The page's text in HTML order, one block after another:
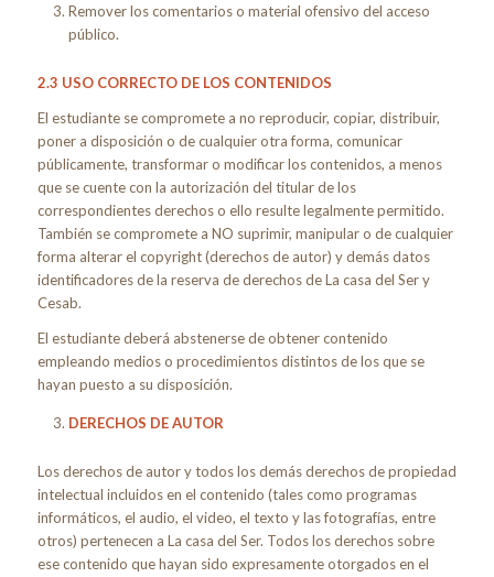
Remover los comentarios o material ofensivo del acceso
público.
2.3 USO CORRECTO DE LOS CONTENIDOS
El estudiante se compromete a no reproducir, copiar, distribuir,
poner a disposición o de cualquier otra forma, comunicar
públicamente, transformar o modificar los contenidos, a menos
que se cuente con la autorización del titular de los
correspondientes derechos o ello resulte legalmente permitido.
También se compromete a NO suprimir, manipular o de cualquier
forma alterar el copyright (derechos de autor) y demás datos
identificadores de la reserva de derechos de La casa del Ser y
Cesab.
El estudiante deberá abstenerse de obtener contenido
empleando medios o procedimientos distintos de los que se
hayan puesto a su disposición.
DERECHOS DE AUTOR
Los derechos de autor y todos los demás derechos de propiedad
intelectual incluidos en el contenido (tales como programas
informáticos, el audio, el video, el texto y las fotografías, entre
otros) pertenecen a La casa del Ser. Todos los derechos sobre
ese contenido que hayan sido expresamente otorgados en el